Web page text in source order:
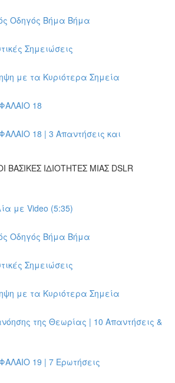
Οδηγός Βήμα Βήμα
Σημειώσεις
με τα Κυριότερα Σημεία
18
18 | 3 Απαντήσεις και
ΒΑΣΙΚΕΣ ΙΔΙΟΤΗΤΕΣ ΜΙΑΣ DSLR
με Video (5:35)
Οδηγός Βήμα Βήμα
Σημειώσεις
με τα Κυριότερα Σημεία
της Θεωρίας | 10 Απαντήσεις &
19 | 7 Ερωτήσεις